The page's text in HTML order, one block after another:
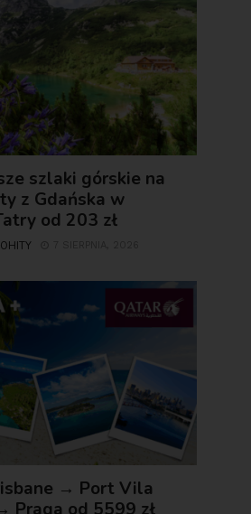
szlaki górskie na
z Gdańska w
od 203 zł
→ Port Vila